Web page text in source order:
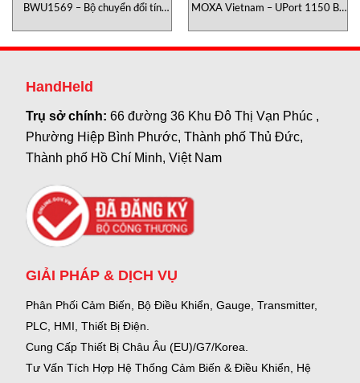
BWU1569 – Bộ chuyển đổi tín
MOXA Vietnam – UPort 1150 Bộ
nghiệp MOXA Vietnam
HandHeld
Trụ sở chính:66 đường 36 Khu Đô Thị Vạn Phúc ,
Phường Hiệp Bình Phước, Thành phố Thủ Đức,
Thành phố Hồ Chí Minh, Việt Nam
GIẢI PHÁP & DỊCH VỤ
Phân Phối Cảm Biến, Bộ Điều Khiển, Gauge, Transmitter,
PLC, HMI, Thiết Bị Điện.
Cung Cấp Thiết Bị Châu Âu (EU)/G7/Korea.
Tư Vấn Tích Hợp Hệ Thống Cảm Biến & Điều Khiển, Hệ